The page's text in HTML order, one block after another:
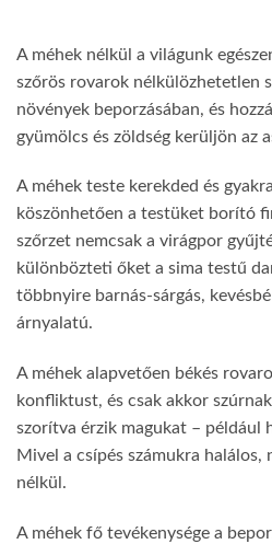
A méhek nélkül a világunk
szőrös rovarok nélkülözhetetlen
növények beporzásában, és
gyümölcs és zöldség kerüljön az
A méhek teste kerekded és
köszönhetően a testüket borító
szőrzet nemcsak a virágpor
különbözteti őket a sima testű
többnyire barnás-sárgás,
árnyalatú.
A méhek alapvetően békés
konfliktust, és csak akkor
szorítva érzik magukat – például
Mivel a csípés számukra halálos,
nélkül.
A méhek fő tevékenysége a